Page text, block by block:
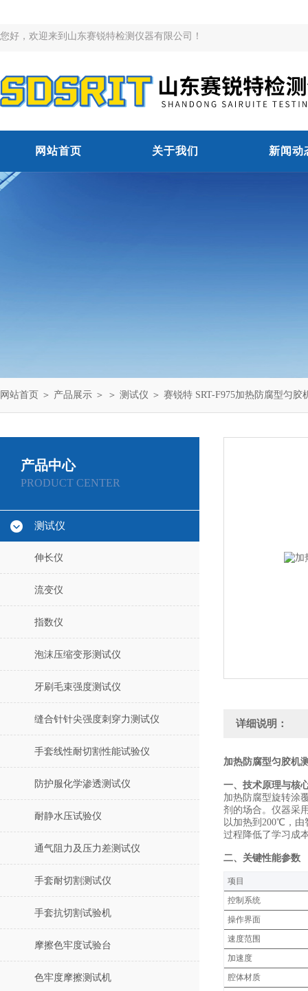
您好，欢迎来到山东赛锐特检测仪器有限公司！
网站首页 关于我们 新闻动
网站首页 ＞ 产品展示 ＞ ＞ 测试仪 ＞ 赛锐特 SRT-F975加热防腐型匀胶
产品中心
PRODUCT CENTER
测试仪
伸长仪
流变仪
指数仪
泡沫压缩变形测试仪
牙刷毛束强度测试仪
缝合针针尖强度刺穿力测试仪
手套线性耐切割性能试验仪
防护服化学渗透测试仪
耐静水压试验仪
通气阻力及压力差测试仪
手套耐切割测试仪
手套抗切割试验机
摩擦色牢度试验台
色牢度摩擦测试机
详细说明：
加热防腐型匀胶机
一、技术原理与核
加热防腐型旋转涂
剂的场合。仪器采
以加热到200℃，由
过程降低了学习成
二、关键性能参数
‌项目‌
控制系统‌
操作界面‌
速度范围
加速度
腔体材质